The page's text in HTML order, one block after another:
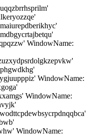
WindowName:
WindowName:
WindowName:
WindowName: